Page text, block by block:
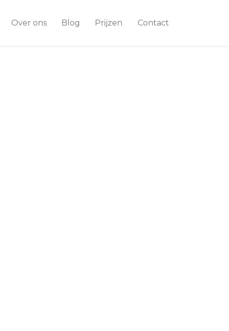
Over ons Blog Prijzen Contact